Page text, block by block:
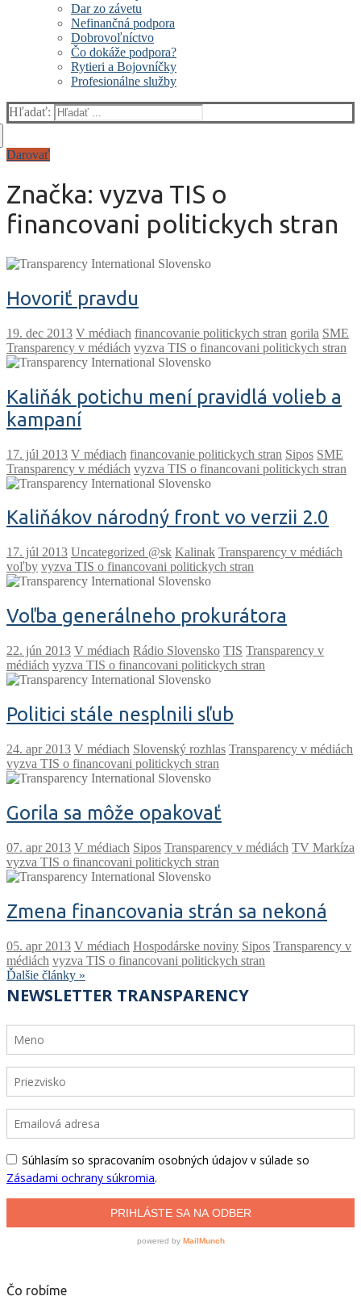
Dar zo závetu
Nefinančná podpora
Dobrovoľníctvo
Čo dokáže podpora?
Rytieri a Bojovníčky
Profesionálne služby
Hľadať:
Darovať
Značka: vyzva TIS o
financovani politickych stran
Hovoriť pravdu
V médiach financovanie politickych stran gorila SME
Transparency v médiách vyzva TIS o financovani politickych stran
Kaliňák potichu mení pravidlá volieb a
kampaní
V médiach financovanie politickych stran Sipos SME
Transparency v médiách vyzva TIS o financovani politickych stran
Kaliňákov národný front vo verzii 2.0
Uncategorized @sk Kalinak Transparency v médiách
voľby vyzva TIS o financovani politickych stran
Voľba generálneho prokurátora
V médiach Rádio Slovensko TIS Transparency v
médiách vyzva TIS o financovani politickych stran
Politici stále nesplnili sľub
V médiach Slovenský rozhlas Transparency v médiách
vyzva TIS o financovani politickych stran
Gorila sa môže opakovať
V médiach Sipos Transparency v médiách TV Markíza
vyzva TIS o financovani politickych stran
Zmena financovania strán sa nekoná
V médiach Hospodárske noviny Sipos Transparency v
médiách vyzva TIS o financovani politickych stran
Ďalšie články »
Čo robíme